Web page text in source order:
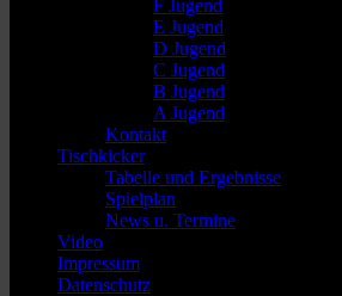
F Jugend
E Jugend
D Jugend
C Jugend
B Jugend
A Jugend
Kontakt
Tischkicker
Tabelle und Ergebnisse
Spielplan
News u. Termine
Video
Impressum
Datenschutz